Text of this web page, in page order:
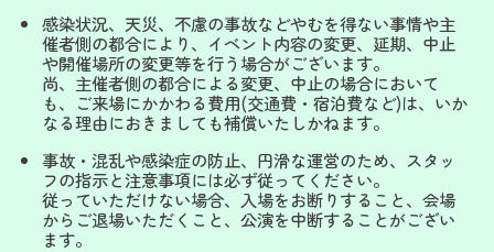
感染状況、天災、不慮の事故などやむを得ない事情や主
催者側の都合により、イベント内容の変更、延期、中止
や開催場所の変更等を行う場合がございます。
尚、主催者側の都合による変更、中止の場合において
も、ご来場にかかわる費用(交通費・宿泊費など)は、いか
なる理由におきましても補償いたしかねます。
事故・混乱や感染症の防止、円滑な運営のため、スタッ
フの指示と注意事項には必ず従ってください。
従っていただけない場合、入場をお断りすること、会場
からご退場いただくこと、公演を中断することがござい
ます。